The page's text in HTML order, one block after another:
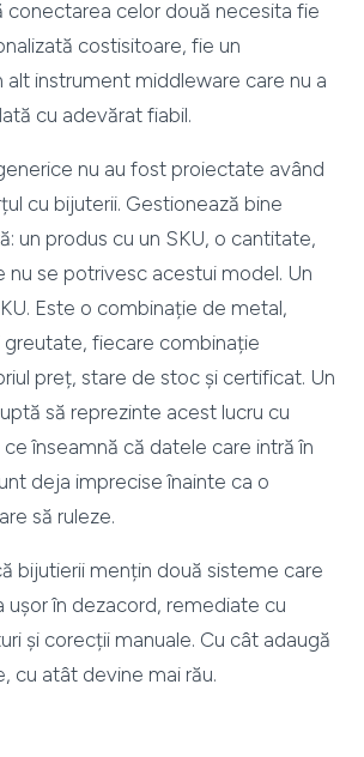
conectarea celor două necesita fie
costisitoare, fie un
alt instrument middleware care nu a
cu adevărat fiabil.
nu au fost proiectate având
cu bijuterii. Gestionează bine
un produs cu un SKU, o cantitate,
nu se potrivesc acestui model. Un
Este o combinație de metal,
greutate, fiecare combinație
preț, stare de stoc și certificat. Un
să reprezinte acest lucru cu
înseamnă că datele care intră în
deja imprecise înainte ca o
să ruleze.
bijutierii mențin două sisteme care
ușor în dezacord, remediate cu
și corecții manuale. Cu cât adaugă
cu atât devine mai rău.